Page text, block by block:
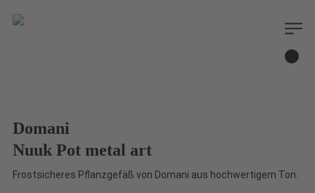
Domani
Nuuk Pot metal art
Frostsicheres Pflanzgefäß von Domani aus hochwertigem Ton.